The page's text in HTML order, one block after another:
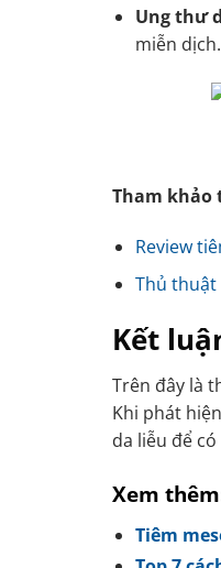
Ung thư
miễn dịch.
Tham khảo
Review
Thủ thuật
Kết
Trên đây là
Khi phát
da liễu để
Xem
Tiêm